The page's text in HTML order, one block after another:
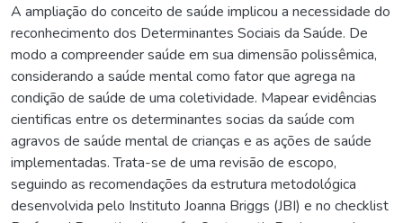
A ampliação do conceito de saúde implicou a necessidade do
reconhecimento dos Determinantes Sociais da Saúde. De
modo a compreender saúde em sua dimensão polissêmica,
considerando a saúde mental como fator que agrega na
condição de saúde de uma coletividade. Mapear evidências
cientificas entre os determinantes socias da saúde com
agravos de saúde mental de crianças e as ações de saúde
implementadas. Trata-se de uma revisão de escopo,
seguindo as recomendações da estrutura metodológica
desenvolvida pelo Instituto Joanna Briggs (JBI) e no checklist